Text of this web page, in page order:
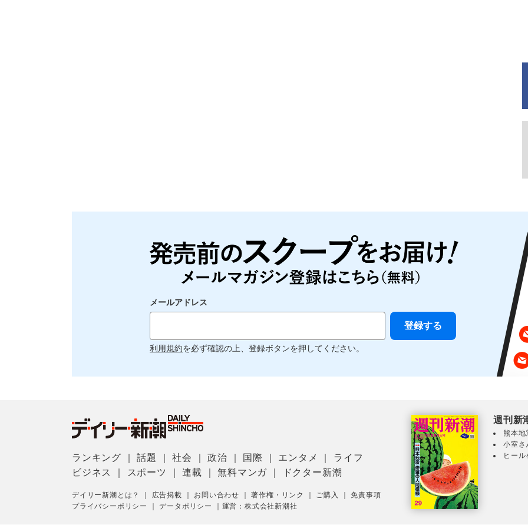
メールアドレス
利用規約を必ず確認の上、登録ボタンを押してください。
ランキング ｜話題 ｜社会 ｜政治 国際 エンタメ
ライフ
ビジネス
スポーツ ｜連載 ｜無料マンガ ドクター新潮
デイリー新潮とは？ 広告掲載 お問い合わせ ｜著作権・リンク ご購入 ｜免責事項
プライバシーポリシー
｜データポリシー 運営：株式会社新潮社
週刊新
熊本
小室
ヒー